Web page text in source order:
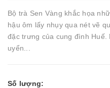
Bộ trà Sen Vàng khắc họa
hậu ôm lấy nhụy qua nét vẽ
đặc trưng của cung đình
uyển...
Số lượng: